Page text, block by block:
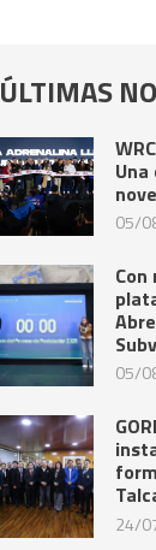
ÚLTIMAS
05/
05/
24/